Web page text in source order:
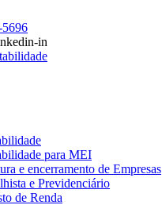
in
para MEI
e encerramento de Empresas
e Previdenciário
de Renda